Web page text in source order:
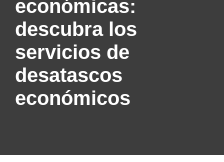
económicas:
descubra los
servicios de
desatascos
económicos